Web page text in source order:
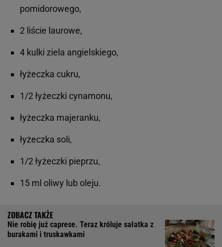
pomidorowego,
2 liście laurowe,
4 kulki ziela angielskiego,
łyżeczka cukru,
1/2 łyżeczki cynamonu,
łyżeczka majeranku,
łyżeczka soli,
1/2 łyżeczki pieprzu,
15 ml oliwy lub oleju.
Nie robię już caprese. Teraz króluje sałatka z
burakami i truskawkami